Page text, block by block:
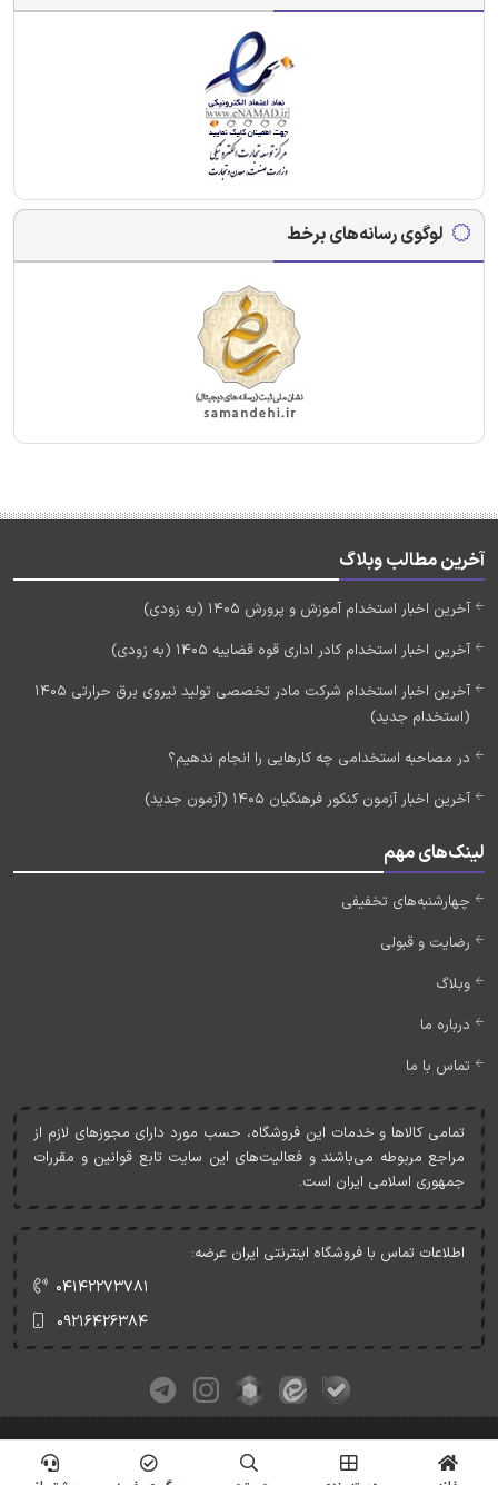
لوگوی رسانه‌های برخط
آخرین مطالب وبلاگ
آخرین اخبار استخدام آموزش و پرورش 1405 (به زودی)
آخرین اخبار استخدام کادر اداری قوه قضاییه 1405 (به زودی)
آخرین اخبار استخدام شرکت مادر تخصصی تولید نیروی برق حرارتی 1405
(استخدام جدید)
در مصاحبه استخدامی چه کارهایی را انجام ندهیم؟
آخرین اخبار آزمون کنکور فرهنگیان 1405 (آزمون جدید)
لینک‌های مهم
چهارشنبه‌های تخفیفی
رضایت و قبولی
وبلاگ
درباره ما
تماس با ما
تمامی کالاها و خدمات اين فروشگاه، حسب مورد دارای مجوزهای لازم از
مراجع مربوطه می‌باشند و فعاليت‌های اين سايت تابع قوانين و مقررات
جمهوری اسلامی ايران است.
اطلاعات تماس با فروشگاه اینترنتی ایران عرضه:
۰۴۱۴۲۲۷۳۷۸۱
۰۹۲۱۶۴۲۶۳۸۴
کلیه حقوق این وبسایت متعلق به ایران عرضه می‌باشد.
© Copyrights - IranArze.ir - 1405